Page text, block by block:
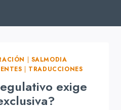
| SALMODIA
| TRADUCCIONES
exige